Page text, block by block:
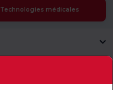
Technologies médicales